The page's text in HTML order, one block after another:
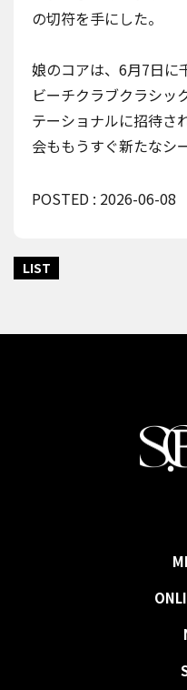
の切符を手にした。
娘のコアは、6月7日に
ビーチクラブクラシッ
テーショナルに招待さ
会ももうすぐ新たなシ
POSTED : 2026-06-08
LIST